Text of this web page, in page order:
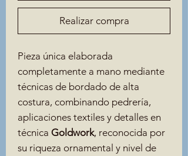
Realizar compra
Pieza única elaborada
completamente a mano mediante
técnicas de bordado de alta
costura, combinando pedrería,
aplicaciones textiles y detalles en
técnica Goldwork, reconocida por
su riqueza ornamental y nivel de